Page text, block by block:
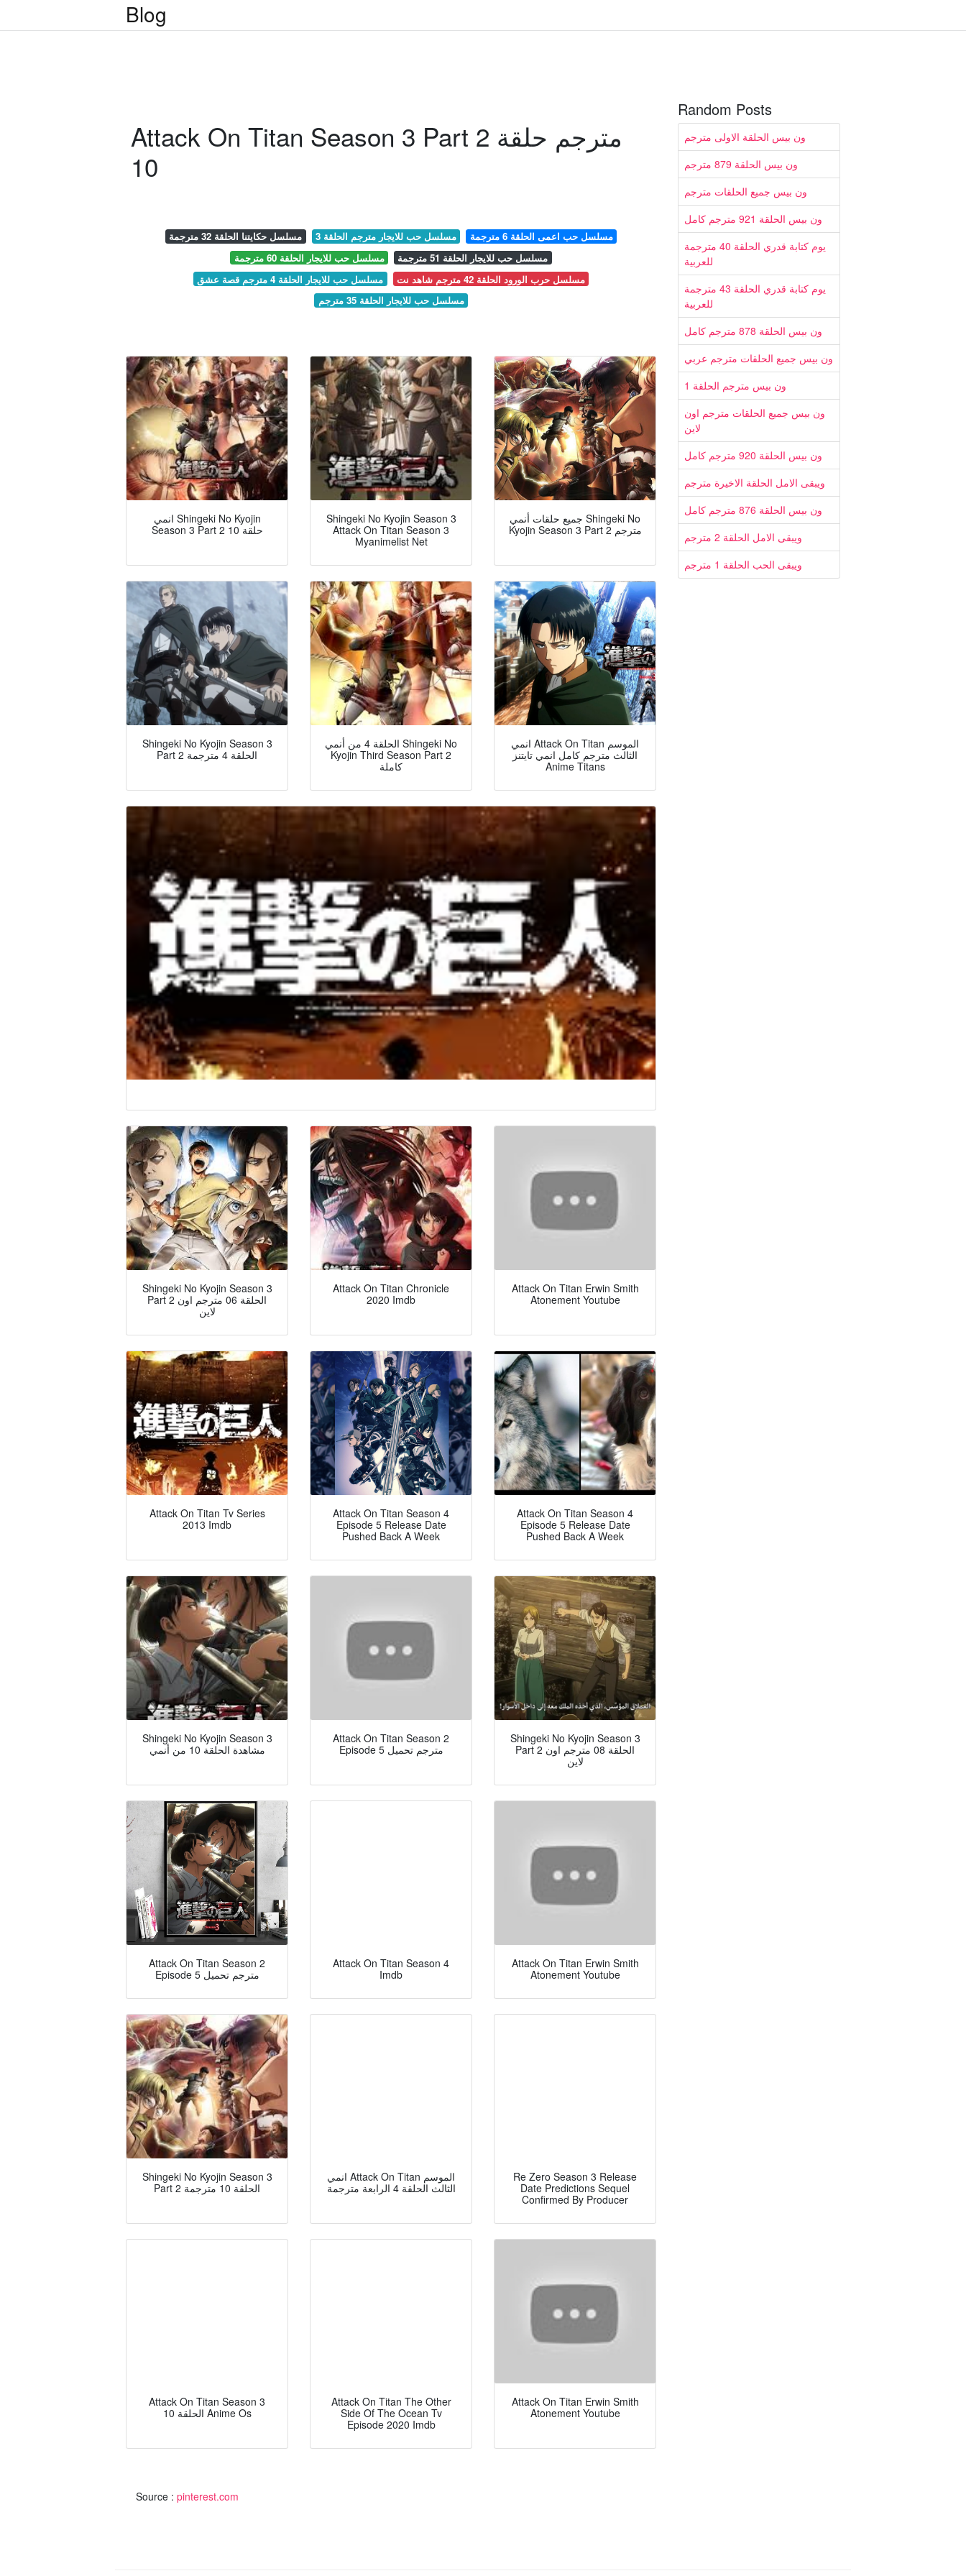
Blog
Attack On Titan Season 3 Part 2 مترجم حلقة
10
مسلسل حكايتنا الحلقة 32 مترجمة مسلسل حب للايجار مترجم الحلقة 3
مسلسل حب اعمى الحلقة 6 مترجمة
مسلسل حب للايجار الحلقة 60 مترجمة
مسلسل حب للايجار الحلقة 51 مترجمة
مسلسل حب للايجار الحلقة 4 مترجم قصة عشق
مسلسل حرب الورود الحلقة 42 مترجم شاهد نت
مسلسل حب للايجار الحلقة 35 مترجم
انمي Shingeki No Kyojin
Season 3 Part 2 حلقة 10
Shingeki No Kyojin Season 3
Attack On Titan Season 3
Myanimelist Net
جميع حلقات أنمي Shingeki No
Kyojin Season 3 Part 2 مترجم
Shingeki No Kyojin Season 3
Part 2 الحلقة 4 مترجمة
الحلقة 4 من أنمي Shingeki No
Kyojin Third Season Part 2
كاملة
انمي Attack On Titan الموسم
الثالث مترجم كامل انمي تايتنز
Anime Titans
Shingeki No Kyojin Season 3
Part 2 الحلقة 06 مترجم اون
لاين
Attack On Titan Chronicle
2020 Imdb
Attack On Titan Erwin Smith
Atonement Youtube
Attack On Titan Tv Series
2013 Imdb
Attack On Titan Season 4
Episode 5 Release Date
Pushed Back A Week
Attack On Titan Season 4
Episode 5 Release Date
Pushed Back A Week
Shingeki No Kyojin Season 3
مشاهدة الحلقة 10 من أنمي
Attack On Titan Season 2
Episode 5 مترجم تحميل
Shingeki No Kyojin Season 3
Part 2 الحلقة 08 مترجم اون
لاين
Attack On Titan Season 2
Episode 5 مترجم تحميل
Attack On Titan Season 4
Imdb
Attack On Titan Erwin Smith
Atonement Youtube
Shingeki No Kyojin Season 3
Part 2 الحلقة 10 مترجمة
انمي Attack On Titan الموسم
الثالث الحلقة 4 الرابعة مترجمة
Re Zero Season 3 Release
Date Predictions Sequel
Confirmed By Producer
Attack On Titan Season 3
الحلقة 10 Anime Os
Attack On Titan The Other
Side Of The Ocean Tv
Episode 2020 Imdb
Attack On Titan Erwin Smith
Atonement Youtube
Source : pinterest.com
Random Posts
ون بيس الحلقة الاولى مترجم
ون بيس الحلقة 879 مترجم
ون بيس جميع الحلقات مترجم
ون بيس الحلقة 921 مترجم كامل
يوم كتابة قدري الحلقة 40 مترجمة
للعربية
يوم كتابة قدري الحلقة 43 مترجمة
للعربية
ون بيس الحلقة 878 مترجم كامل
ون بيس جميع الحلقات مترجم عربي
ون بيس مترجم الحلقة 1
ون بيس جميع الحلقات مترجم اون
لاين
ون بيس الحلقة 920 مترجم كامل
ويبقى الامل الحلقة الاخيرة مترجم
ون بيس الحلقة 876 مترجم كامل
ويبقى الامل الحلقة 2 مترجم
ويبقى الحب الحلقة 1 مترجم